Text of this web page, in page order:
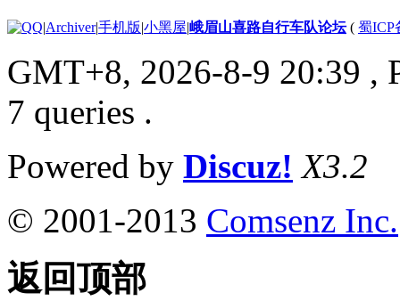
|Archiver|手机版|小黑屋|峨眉山喜路自行车队论坛( 蜀ICP
GMT+8, 2026-8-9 20:39 ,
7 queries .
Powered by Discuz! X3.2
© 2001-2013 Comsenz Inc.
返回顶部